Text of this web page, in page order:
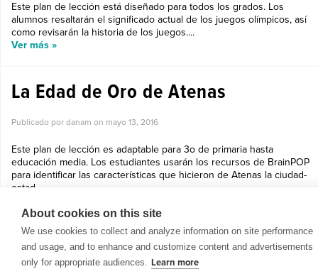
Este plan de lección está diseñado para todos los grados. Los
alumnos resaltarán el significado actual de los juegos olímpicos, así
como revisarán la historia de los juegos....
Ver más »
La Edad de Oro de Atenas
Publicado por danam on mayo 13, 2016
Este plan de lección es adaptable para 3o de primaria hasta
educación media. Los estudiantes usarán los recursos de BrainPOP
para identificar las características que hicieron de Atenas la ciudad-
estad...
About cookies on this site
We use cookies to collect and analyze information on site performance
and usage, and to enhance and customize content and advertisements
only for appropriate audiences. Learn more